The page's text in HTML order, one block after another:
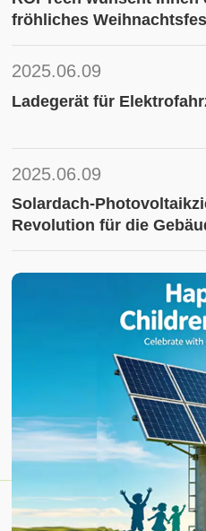
fröhliches
2025.06.09
Ladegerät für
2025.06.09
Solardach-
Revolution für die